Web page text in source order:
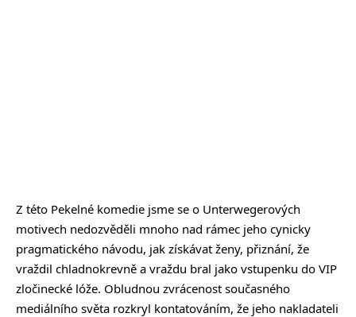
Z této Pekelné komedie jsme se o Unterwegerových
motivech nedozvěděli mnoho nad rámec jeho cynicky
pragmatického návodu, jak získávat ženy, přiznání, že
vraždil chladnokrevně a vraždu bral jako vstupenku do VIP
zločinecké lóže. Obludnou zvrácenost současného
mediálního světa rozkryl kontatováním, že jeho nakladateli